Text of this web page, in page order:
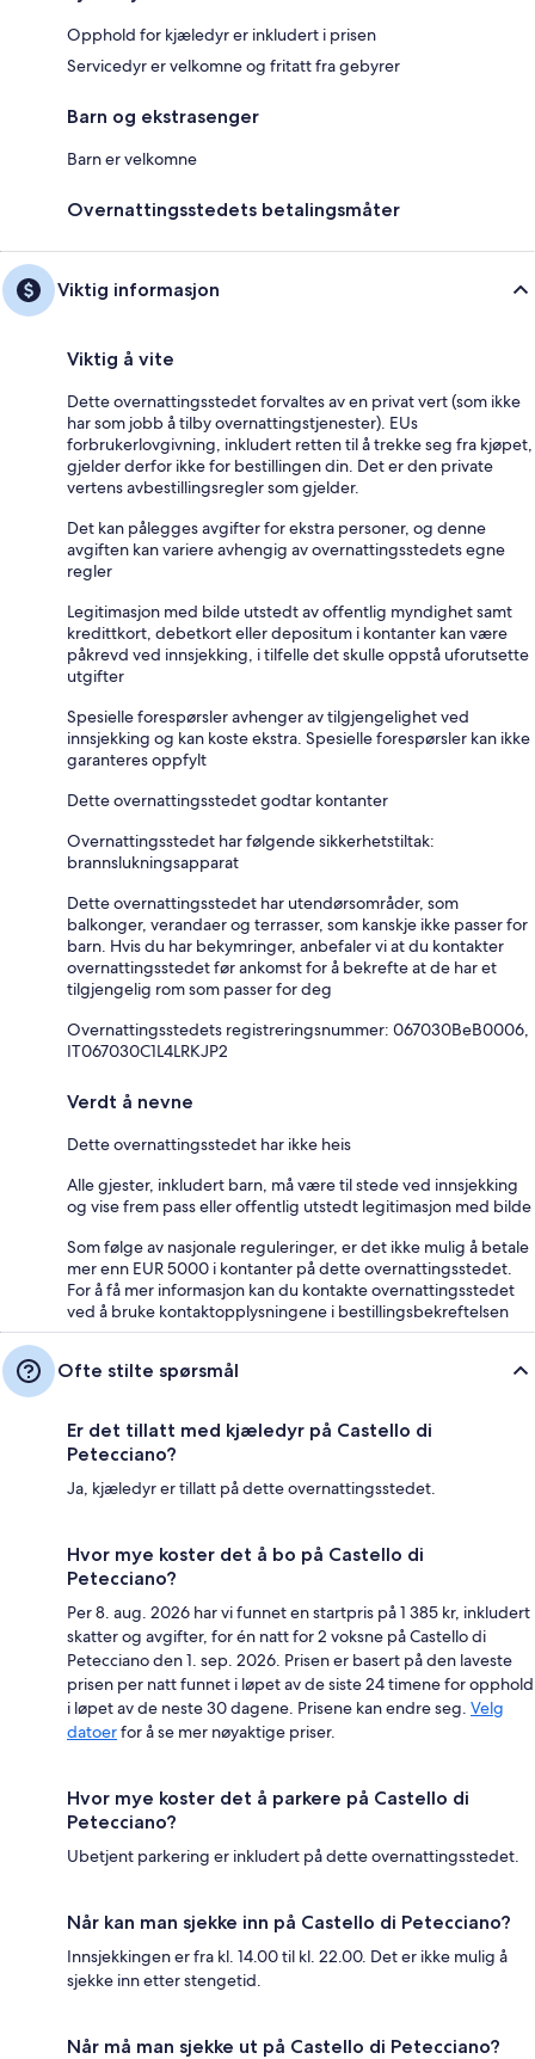
Opphold for kjæledyr er inkludert i prisen
Servicedyr er velkomne og fritatt fra gebyrer
Barn og ekstrasenger
Barn er velkomne
Overnattingsstedets betalingsmåter
Viktig informasjon
Viktig å vite
Dette overnattingsstedet forvaltes av en privat vert (som ikke
har som jobb å tilby overnattingstjenester). EUs
forbrukerlovgivning, inkludert retten til å trekke seg fra kjøpet,
gjelder derfor ikke for bestillingen din. Det er den private
vertens avbestillingsregler som gjelder.
Det kan pålegges avgifter for ekstra personer, og denne
avgiften kan variere avhengig av overnattingsstedets egne
regler
Legitimasjon med bilde utstedt av offentlig myndighet samt
kredittkort, debetkort eller depositum i kontanter kan være
påkrevd ved innsjekking, i tilfelle det skulle oppstå uforutsette
utgifter
Spesielle forespørsler avhenger av tilgjengelighet ved
innsjekking og kan koste ekstra. Spesielle forespørsler kan ikke
garanteres oppfylt
Dette overnattingsstedet godtar kontanter
Overnattingsstedet har følgende sikkerhetstiltak:
brannslukningsapparat
Dette overnattingsstedet har utendørsområder, som
balkonger, verandaer og terrasser, som kanskje ikke passer for
barn. Hvis du har bekymringer, anbefaler vi at du kontakter
overnattingsstedet før ankomst for å bekrefte at de har et
tilgjengelig rom som passer for deg
Overnattingsstedets registreringsnummer: 067030BeB0006,
IT067030C1L4LRKJP2
Verdt å nevne
Dette overnattingsstedet har ikke heis
Alle gjester, inkludert barn, må være til stede ved innsjekking
og vise frem pass eller offentlig utstedt legitimasjon med bilde
Som følge av nasjonale reguleringer, er det ikke mulig å betale
mer enn EUR 5000 i kontanter på dette overnattingsstedet.
For å få mer informasjon kan du kontakte overnattingsstedet
ved å bruke kontaktopplysningene i bestillingsbekreftelsen
Ofte stilte spørsmål
Er det tillatt med kjæledyr på Castello di
Petecciano?
Ja, kjæledyr er tillatt på dette overnattingsstedet.
Hvor mye koster det å bo på Castello di
Petecciano?
Per 8. aug. 2026 har vi funnet en startpris på 1 385 kr, inkludert
skatter og avgifter, for én natt for 2 voksne på Castello di
Petecciano den 1. sep. 2026. Prisen er basert på den laveste
prisen per natt funnet i løpet av de siste 24 timene for opphold
i løpet av de neste 30 dagene. Prisene kan endre seg. Velg
datoerfor å se mer nøyaktige priser.
Hvor mye koster det å parkere på Castello di
Petecciano?
Ubetjent parkering er inkludert på dette overnattingsstedet.
Når kan man sjekke inn på Castello di Petecciano?
Innsjekkingen er fra kl. 14.00 til kl. 22.00. Det er ikke mulig å
sjekke inn etter stengetid.
Når må man sjekke ut på Castello di Petecciano?